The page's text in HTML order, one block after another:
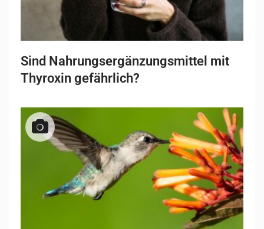
Sind Nahrungsergänzungsmittel mit
Thyroxin gefährlich?